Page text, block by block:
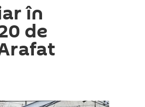
în
de